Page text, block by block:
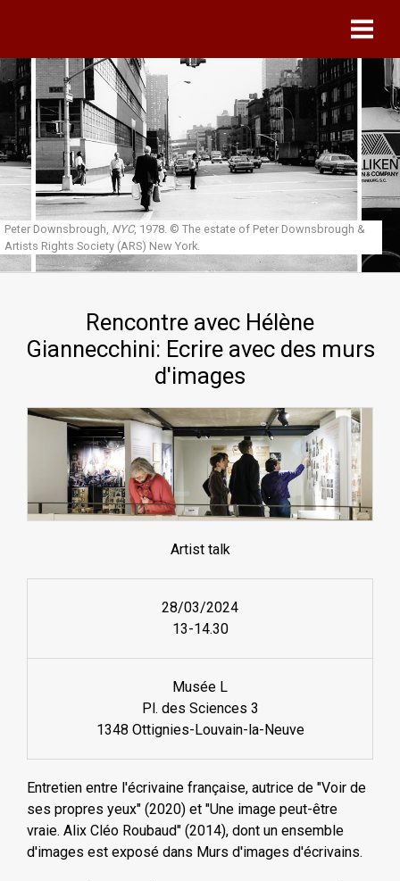
Peter Downsbrough, NYC, 1978. © The estate of Peter Downsbrough &
Artists Rights Society (ARS) New York.
Rencontre avec Hélène
Giannecchini: Ecrire avec des murs
d'images
Artist talk
28/03/2024
13-14.30
Musée L
Pl. des Sciences 3
1348 Ottignies-Louvain-la-Neuve
Entretien entre l'écrivaine française, autrice de "Voir de
ses propres yeux" (2020) et "Une image peut-être
vraie. Alix Cléo Roubaud" (2014), dont un ensemble
d'images est exposé dans Murs d'images d'écrivains.